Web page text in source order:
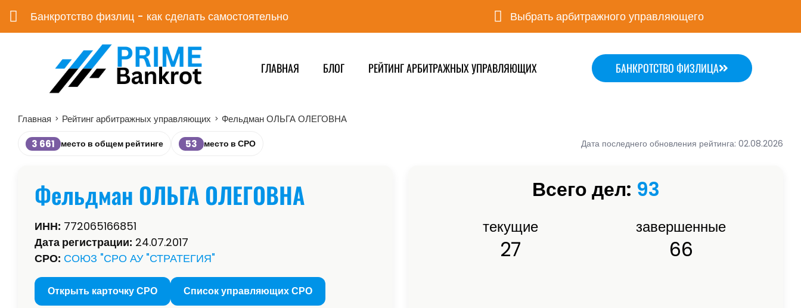
Банкротство физлиц - как сделать самостоятельно Выбрать арбитражного управляющего
ГЛАВНАЯ БЛОГ РЕЙТИНГ АРБИТРАЖНЫХ УПРАВЛЯЮЩИХ БАНКРОТСТВО ФИЗЛИЦА
Главная > Рейтинг арбитражных управляющих > Фельдман ОЛЬГА ОЛЕГОВНА
3 661 место в общем рейтинге 53 место в СРО Дата последнего обновления рейтинга: 02.08.2026
Фельдман ОЛЬГА ОЛЕГОВНА
ИНН: 772065166851
Дата регистрации: 24.07.2017
СРО: СОЮЗ "СРО АУ "СТРАТЕГИЯ"
Открыть карточку СРО Список управляющих СРО
Всего дел: 93
текущие
27
завершенные
66